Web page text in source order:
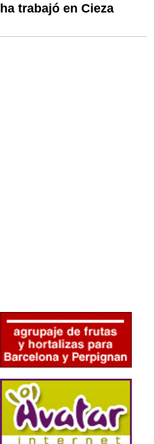
trabajó en Cieza